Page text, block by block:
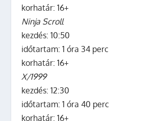
korhatár: 16+
Ninja Scroll
kezdés: 10:50
időtartam: 1 óra 34 perc
korhatár: 16+
X/1999
kezdés: 12:30
időtartam: 1 óra 40 perc
korhatár: 16+